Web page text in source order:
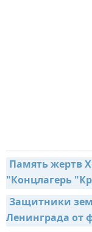
Память жертв
"Концлагерь
Защитники
Ленинграда от